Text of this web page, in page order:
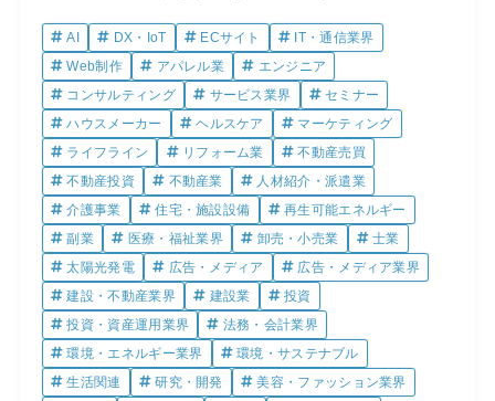
AI DX・IoT ECサイト
IT・通信業界
Web制作
アパレル業
エンジニア
コンサルティング
サービス業界
セミナー
ハウスメーカー
ヘルスケア
マーケティング
ライフライン
リフォーム業
不動産売買
不動産投資
不動産業
人材紹介・派遣業
介護事業
住宅・施設設備
再生可能エネルギー
副業
医療・福祉業界 卸売・小売業
士業
太陽光発電
広告・メディア
広告・メディア業界
建設・不動産業界
建設業
投資
投資・資産運用業界
法務・会計業界
環境・エネルギー業界
環境・サステナブル
生活関連
研究・開発
美容・ファッション業界